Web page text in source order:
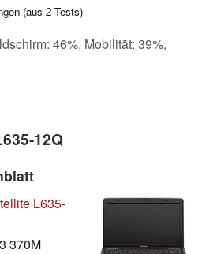
(aus 2 Tests)
46%, Mobilität: 39%,
12Q
L635-
370M